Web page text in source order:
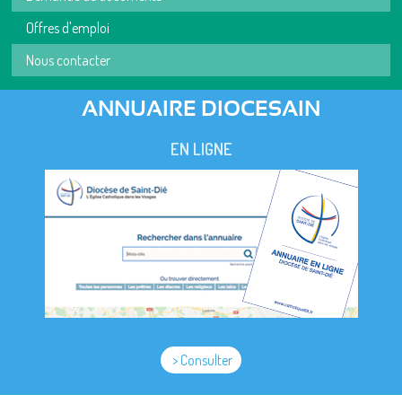
Offres d'emploi
Nous contacter
ANNUAIRE DIOCESAIN
EN LIGNE
> Consulter